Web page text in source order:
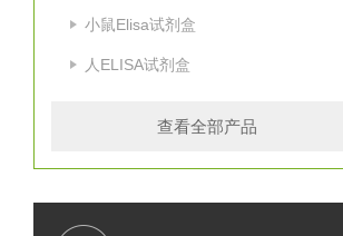
小鼠Elisa试剂盒
人ELISA试剂盒
查看全部产品